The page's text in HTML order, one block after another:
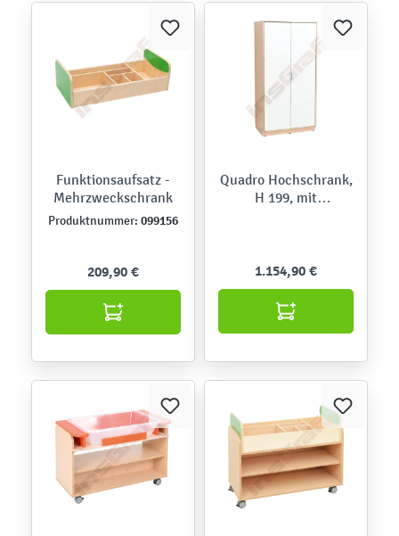
Funktionsaufsatz -
Mehrzweckschrank
Produktnummer: 099156
209,90 €
Quadro Hochschrank,
H 199, mit
1.154,90 €